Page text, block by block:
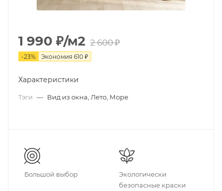
1 990 ₽/м2 2 600₽
-23% Экономия 610 ₽
Характеристики
Тэги — Вид из окна, Лето, Море
Большой выбор
Экологически
безопасные краски